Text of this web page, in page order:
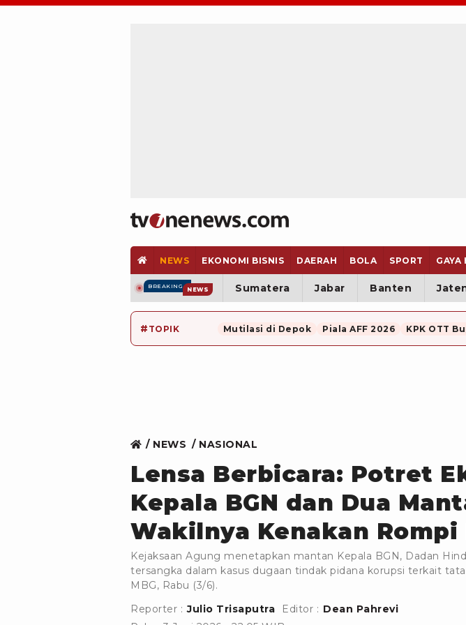
NEWS EKONOMI BISNIS DAERAH BOLA SPORT GAYA
BREAKING NEWS Sumatera Jabar Banten
# TOPIK Mutilasi di Depok Piala AFF 2026 KPK OTT
NEWS NASIONAL
Lensa Berbicara: Potret
Kepala BGN dan Dua
Wakilnya Kenakan Rompi
Kejaksaan Agung menetapkan mantan Kepala BGN, Dadan
tersangka dalam kasus dugaan tindak pidana korupsi terkait
MBG, Rabu (3/6).
Reporter : Julio Trisaputra Editor : Dean Pahrevi